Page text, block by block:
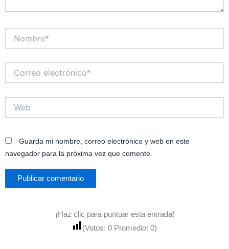
electrónico*
Guarda mi nombre, correo electrónico y web en este
navegador para la próxima vez que comente.
¡Haz clic para puntuar esta entrada!
(Votos: 0 Promedio: 0)